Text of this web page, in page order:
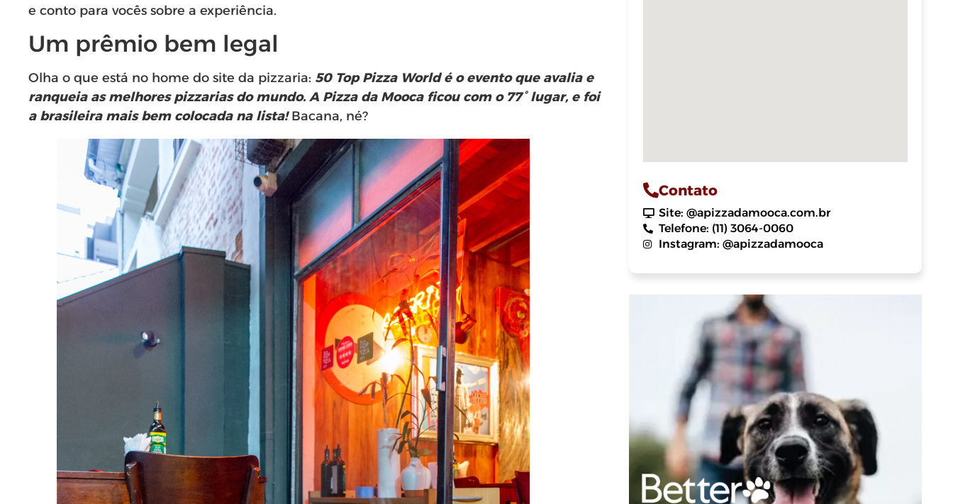
e conto para vocês sobre a experiência.
Um prêmio bem legal
Olha o que está no home do site da pizzaria: 50 Top Pizza World é o evento que avalia e
ranqueia as melhores pizzarias do mundo. A Pizza da Mooca ficou com o 77° lugar, e foi
a brasileira mais bem colocada na lista!Bacana, né?
Contato
Site: @apizzadamooca.com.br
Telefone: (11) 3064-0060
Instagram: @apizzadamooca